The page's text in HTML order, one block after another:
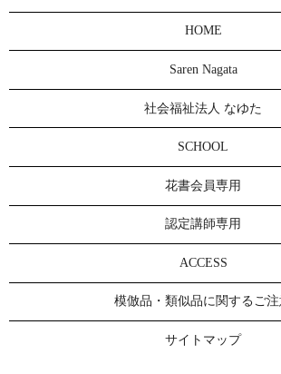
HOME
Saren Nagata
社会福祉法人 なゆた
SCHOOL
花書会員専用
認定講師専用
ACCESS
模倣品・類似品に関するご
サイトマップ